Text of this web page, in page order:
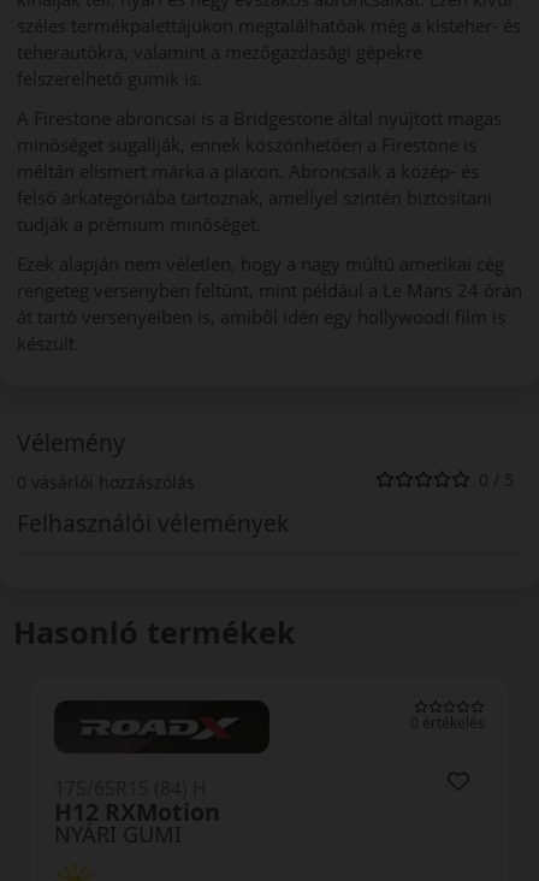
széles termékpalettájukon megtalálhatóak még a kisteher- és
teherautókra, valamint a mezőgazdasági gépekre
felszerelhető gumik is.
A Firestone abroncsai is a Bridgestone által nyújtott magas
minőséget sugallják, ennek köszönhetően a Firestone is
méltán elismert márka a piacon. Abroncsaik a közép- és
felső árkategóriába tartoznak, amellyel szintén biztosítani
tudják a prémium minőséget.
Ezek alapján nem véletlen, hogy a nagy múltú amerikai cég
rengeteg versenyben feltűnt, mint például a Le Mans 24 órán
át tartó versenyeiben is, amiből idén egy hollywoodi film is
készült.
Vélemény
0 vásárlói hozzászólás 0 / 5
Felhasználói vélemények
Hasonló termékek
0 értékelés
NYÁRI GUMI
Premio ARZero